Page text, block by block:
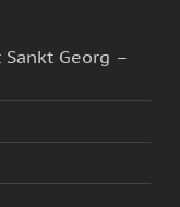
Georg –